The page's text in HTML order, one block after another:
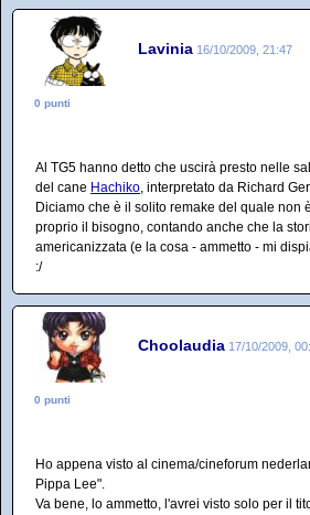
Lavinia 16/10/2009, 21:47
0 punti
Al TG5 hanno detto che uscirà presto nelle
del cane Hachiko, interpretato da Richard
Diciamo che è il solito remake del quale non
proprio il bisogno, contando anche che la
americanizzata (e la cosa - ammetto - mi
:/
Choolaudia 17/10/2009,
0 punti
Ho appena visto al cinema/cineforum
Pippa Lee".
Va bene, lo ammetto, l'avrei visto solo per il